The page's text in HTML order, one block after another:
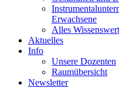
Erwachsene
Alles
Aktuelles
Info
Unsere Dozenten
Raumübersicht
Newsletter